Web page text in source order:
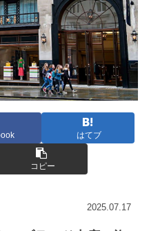
はてブ
コピー
2025.07.17